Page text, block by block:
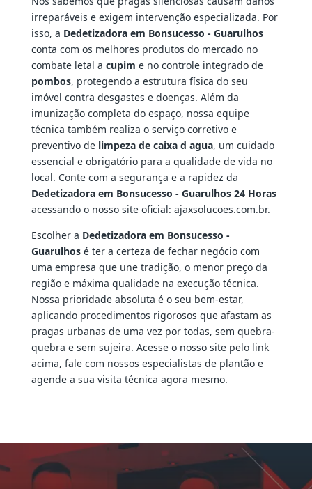
irreparáveis e exigem intervenção especializada. Por
isso, a Dedetizadora em Bonsucesso - Guarulhos
conta com os melhores produtos do mercado no
combate letal a cupim e no controle integrado de
pombos, protegendo a estrutura física do seu
imóvel contra desgastes e doenças. Além da
imunização completa do espaço, nossa equipe
técnica também realiza o serviço corretivo e
preventivo de limpeza de caixa d agua, um cuidado
essencial e obrigatório para a qualidade de vida no
local. Conte com a segurança e a rapidez da
Dedetizadora em Bonsucesso - Guarulhos 24 Horas
acessando o nosso site oficial: ajaxsolucoes.com.br.
Escolher a Dedetizadora em Bonsucesso -
Guarulhosé ter a certeza de fechar negócio com
uma empresa que une tradição, o menor preço da
região e máxima qualidade na execução técnica.
Nossa prioridade absoluta é o seu bem-estar,
aplicando procedimentos rigorosos que afastam as
pragas urbanas de uma vez por todas, sem quebra-
quebra e sem sujeira. Acesse o nosso site pelo link
acima, fale com nossos especialistas de plantão e
agende a sua visita técnica agora mesmo.